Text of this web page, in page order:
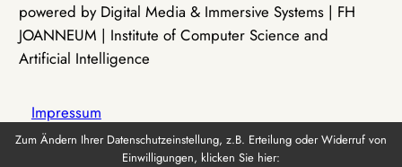
powered by Digital Media & Immersive Systems | FH
JOANNEUM | Institute of Computer Science and
Artificial Intelligence
Impressum
Zum Ändern Ihrer Datenschutzeinstellung, z.B. Erteilung oder Widerruf von
Einwilligungen, klicken Sie hier: